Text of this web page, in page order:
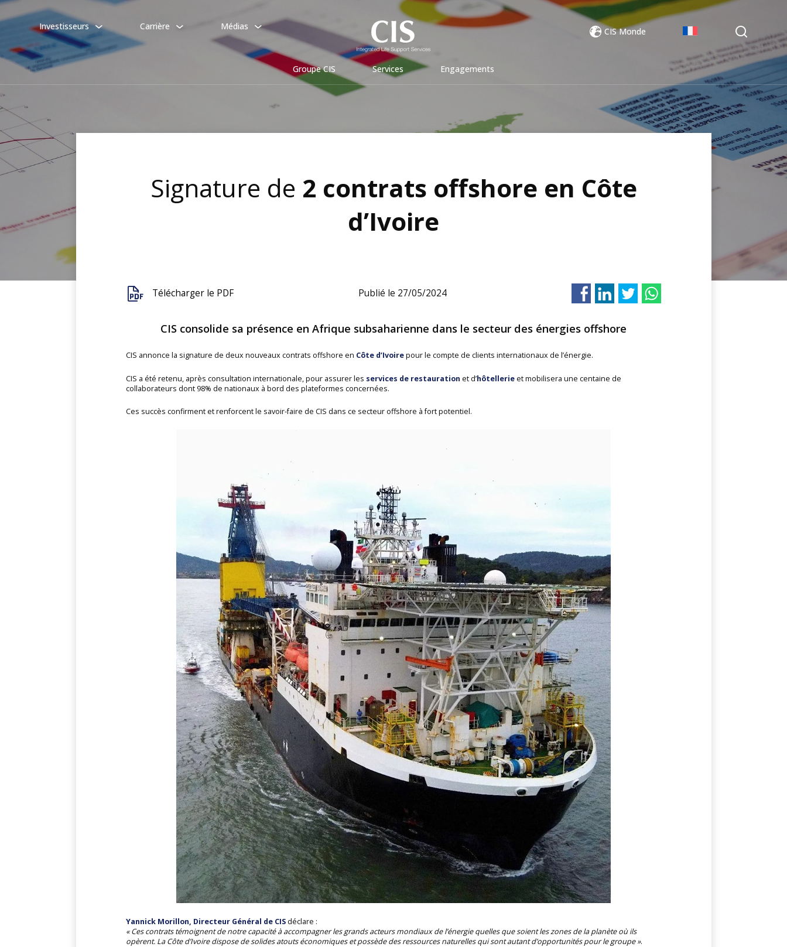
Investisseurs Carrière Médias
Groupe CIS Services Engagements
CIS Monde
Signature de 2 contrats offshore en Côte
d’Ivoire
Télécharger le PDF Publié le 27/05/2024
CIS consolide sa présence en Afrique subsaharienne dans le secteur des énergies offshore
CIS annonce la signature de deux nouveaux contrats offshore en Côte d’Ivoirepour le compte de clients internationaux de l’énergie.
CIS a été retenu, après consultation internationale, pour assurer les services de restauration et d’hôtellerieet mobilisera une centaine de
collaborateurs dont 98% de nationaux à bord des plateformes concernées.
Ces succès confirment et renforcent le savoir-faire de CIS dans ce secteur offshore à fort potentiel.
Yannick Morillon, Directeur Général de CISdéclare :
« Ces contrats témoignent de notre capacité à accompagner les grands acteurs mondiaux de l’énergie quelles que soient les zones de la planète où ils
opèrent. La Côte d’Ivoire dispose de solides atouts économiques et possède des ressources naturelles qui sont autant d’opportunités pour le groupe ».